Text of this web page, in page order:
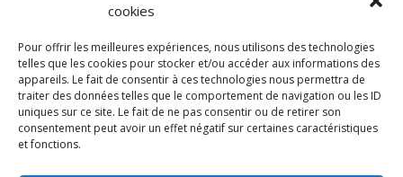
cookies
Pour offrir les meilleures expériences, nous utilisons des technologies
telles que les cookies pour stocker et/ou accéder aux informations des
appareils. Le fait de consentir à ces technologies nous permettra de
traiter des données telles que le comportement de navigation ou les ID
uniques sur ce site. Le fait de ne pas consentir ou de retirer son
consentement peut avoir un effet négatif sur certaines caractéristiques
et fonctions.
Notre château Histoire Chambres
Équipement
Galeries
Plans Expériences
Presse